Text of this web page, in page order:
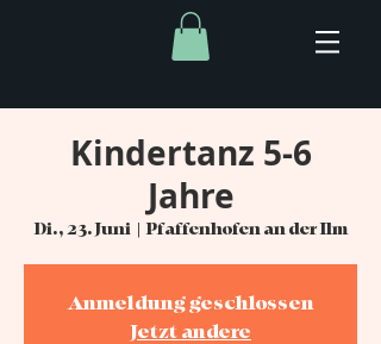
Kindertanz 5-6
Jahre
Di., 23. Juni
  |
Pfaffenhofen an der Ilm
Anmeldung geschlossen
Jetzt andere